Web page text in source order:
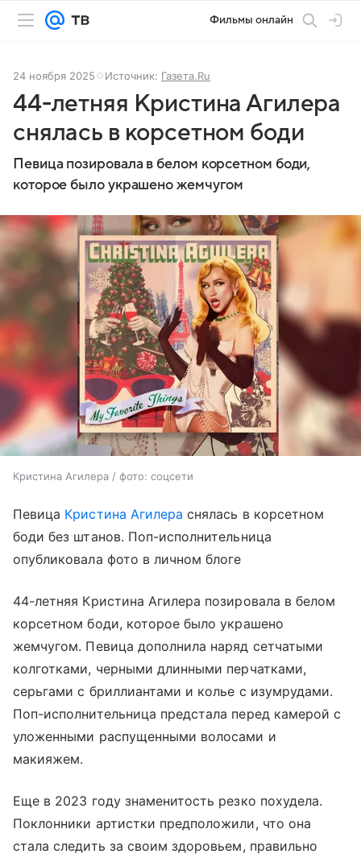
Фильмы онлайн
24 ноября 2025 Источник: Газета.Ru
44-летняя Кристина Агилера
снялась в корсетном боди
Певица позировала в белом корсетном боди,
которое было украшено жемчугом
Кристина Агилера / фото: соцсети
Певица Кристина Агилера снялась в корсетном
боди без штанов. Поп-исполнительница
опубликовала фото в личном блоге
44-летняя Кристина Агилера позировала в белом
корсетном боди, которое было украшено
жемчугом. Певица дополнила наряд сетчатыми
колготками, черными длинными перчатками,
серьгами с бриллиантами и колье с изумрудами.
Поп-исполнительница предстала перед камерой с
уложенными распущенными волосами и
макияжем.
Еще в 2023 году знаменитость резко похудела.
Поклонники артистки предположили, что она
стала следить за своим здоровьем, правильно